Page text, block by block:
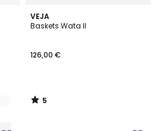
VEJA
Baskets Wata II
126,00 €
5
/
5
/